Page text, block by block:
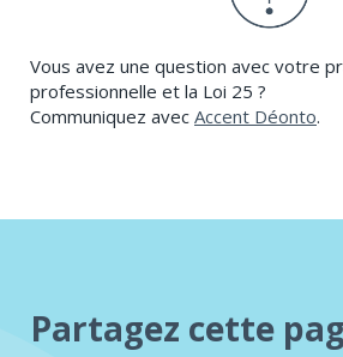
Vous avez une question avec votre
professionnelle et la Loi 25 ?
Communiquez avec Accent Déonto.
Partagez cette